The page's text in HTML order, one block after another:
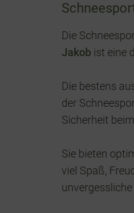
Die
Jakob ist eine
Die bestens
der
Sicherheit
Sie bieten
viel Spaß,
unvergessliche